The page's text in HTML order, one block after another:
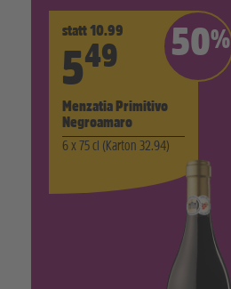
50%
statt 10.99
549
Menzatia Primitivo
Negroamaro
6 x 75 cl (Karton 32.94)